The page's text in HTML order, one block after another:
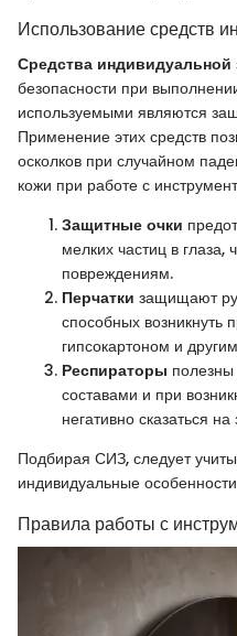
Использование средств
Средства
безопасности при
используемыми являются
Применение этих средств
осколков при случайном
кожи при работе с
Защитные очки
мелких частиц в глаза,
повреждениям.
Перчатки защищают
способных возникнуть
гипсокартоном и
Респираторы
составами и при
негативно сказаться на
Подбирая СИЗ, следует
индивидуальные
Правила работы с